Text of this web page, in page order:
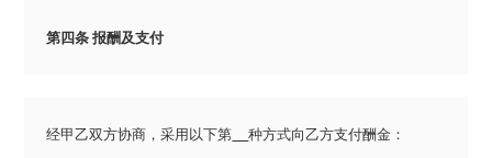
第四条 报酬及支付
经甲乙双方协商，采用以下第 种方式向乙方支付酬金：